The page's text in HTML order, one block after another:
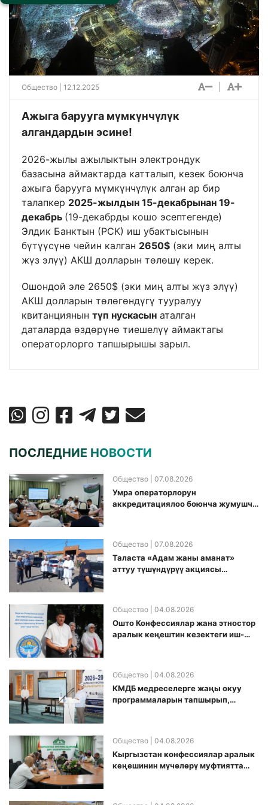
Общество | 12.12.2025
Ажыга барууга мүмкүнчүлүк
алгандардын эсине!
2026-жылы ажылыктын электрондук
базасына аймактарда катталып, кезек боюнча
ажыга барууга мүмкүнчүлүк алган ар бир
талапкер 2025-жылдын 15-декабрынан 19-
декабрь (19-декабрды кошо эсептегенде)
Элдик Банктын (РСК) иш убактысынын
бүтүүсүнө чейин калган 2650$ (эки миң алты
жүз элүү) АКШ долларын төлөшү керек.
Ошондой эле 2650$ (эки миң алты жүз элүү)
АКШ долларын төлөгөндүгү тууралуу
квитанциянын түп нускасын аталган
даталарда өздөрүнө тиешелүү аймактагы
операторлорго тапшырышы зарыл.
ПОСЛЕДНИЕ НОВОСТИ
Общество | 07.08.2026
Умра операторлорун
аккредитациялоо боюнча жумушчу
Общество | 07.08.2026
Таласта «Адам жаны аманат»
аттуу түшүндүрүү акциясы
Общество | 04.08.2026
Ошто Конфессиялар жана этностор
аралык кеңештин кезектеги иш-
Общество | 04.08.2026
КМДБ медреселерге жаңы окуу
программаларын тапшырып,
Общество | 04.08.2026
Кыргызстан конфессиялар аралык
кеӊешинин мүчөлөрү муфтиятта